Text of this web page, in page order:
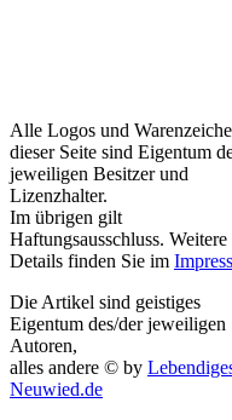
Alle Logos und
dieser Seite sind Eigentum
jeweiligen Besitzer und
Lizenzhalter.
Im übrigen gilt
Haftungsausschluss. Weitere
Details finden Sie im
Die Artikel sind geistiges
Eigentum des/der jeweiligen
Autoren,
alles andere © by
Neuwied.de